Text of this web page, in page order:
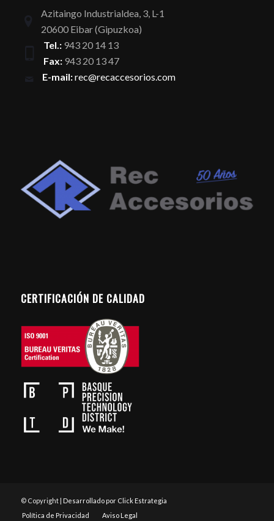
Azitaingo Industrialdea, 3, L-1
20600 Eibar (Gipuzkoa)
Tel.:943 20 14 13
Fax:943 20 13 47
E-mail:rec@recaccesorios.com
CERTIFICACIÓN DE CALIDAD
© Copyright | Desarrollado por Click Estrategia
Política de Privacidad
Aviso Legal